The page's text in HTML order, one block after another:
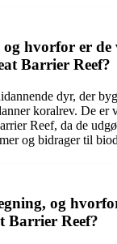
hvorfor er de
Barrier Reef?
dyr, der
koralrev. De er
Reef, da de
og bidrager til
og
Barrier Reef?